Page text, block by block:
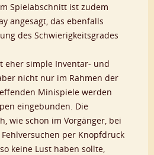
Spielabschnitt ist zudem
angesagt, das ebenfalls
des Schwierigkeitsgrades
eher simple Inventar- und
nicht nur im Rahmen der
Minispiele werden
eingebunden. Die
wie schon im Vorgänger, bei
per Knopfdruck
keine Lust haben sollte,